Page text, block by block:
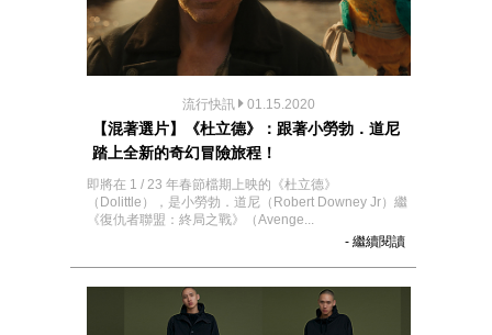
流行快訊 01.15.2020
【混著選片】《杜立德》：跟著小勞勃．道尼
踏上全新的奇幻冒險旅程！
即將在 1 / 23 年春節檔期上映的《杜立德》
（Dolittle），是小勞勃．道尼（Robert Downey Jr）繼
《復仇者聯盟：終局之戰》（Avenge...
- 繼續閱讀